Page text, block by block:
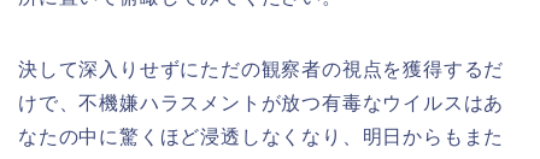
決して深入りせずにただの観察者の視点を獲得するだ
けで、不機嫌ハラスメントが放つ有毒なウイルスはあ
なたの中に驚くほど浸透しなくなり、明日からもまた